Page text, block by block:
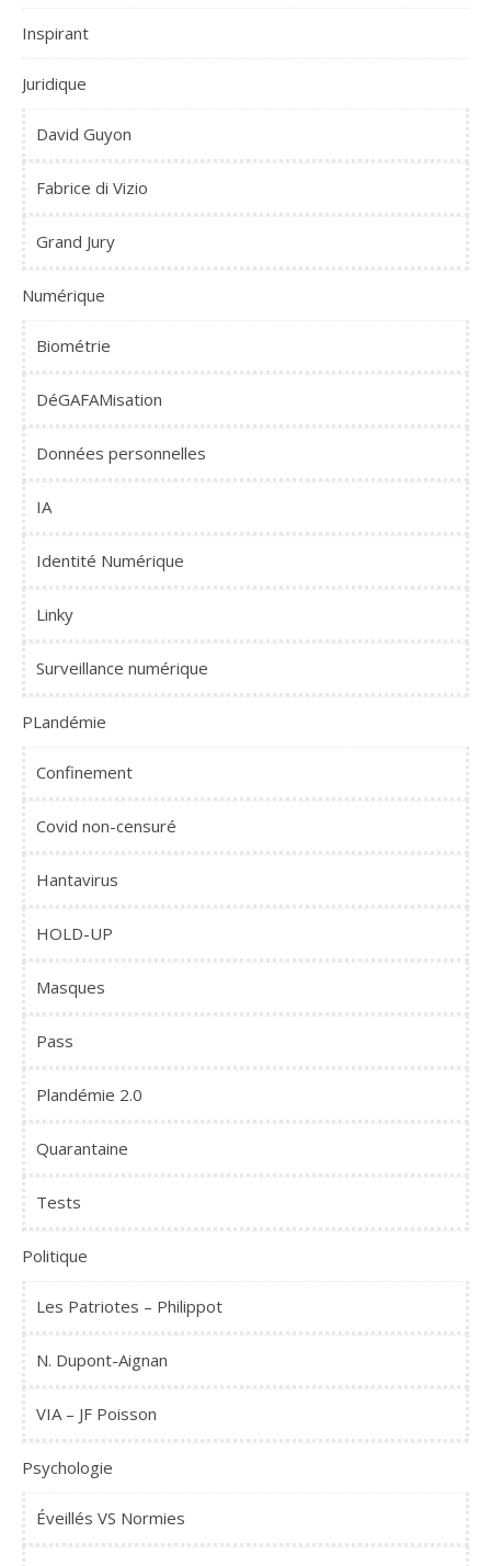
Inspirant
Juridique
David Guyon
Fabrice di Vizio
Grand Jury
Numérique
Biométrie
DéGAFAMisation
Données personnelles
IA
Identité Numérique
Linky
Surveillance numérique
PLandémie
Confinement
Covid non-censuré
Hantavirus
HOLD-UP
Masques
Pass
Plandémie 2.0
Quarantaine
Tests
Politique
Les Patriotes – Philippot
N. Dupont-Aignan
VIA – JF Poisson
Psychologie
Éveillés VS Normies